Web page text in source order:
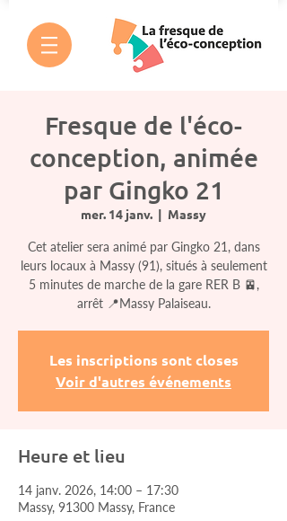
Fresque de l'éco-
conception, animée
par Gingko 21
mer. 14 janv.
  |
Massy
Cet atelier sera animé par Gingko 21, dans
leurs locaux à Massy (91), situés à seulement
5 minutes de marche de la gare RER B 🚈,
arrêt 📍Massy Palaiseau.
Les inscriptions sont closes
Voir d'autres événements
Heure et lieu
14 janv. 2026, 14:00 – 17:30
Massy, 91300 Massy, France